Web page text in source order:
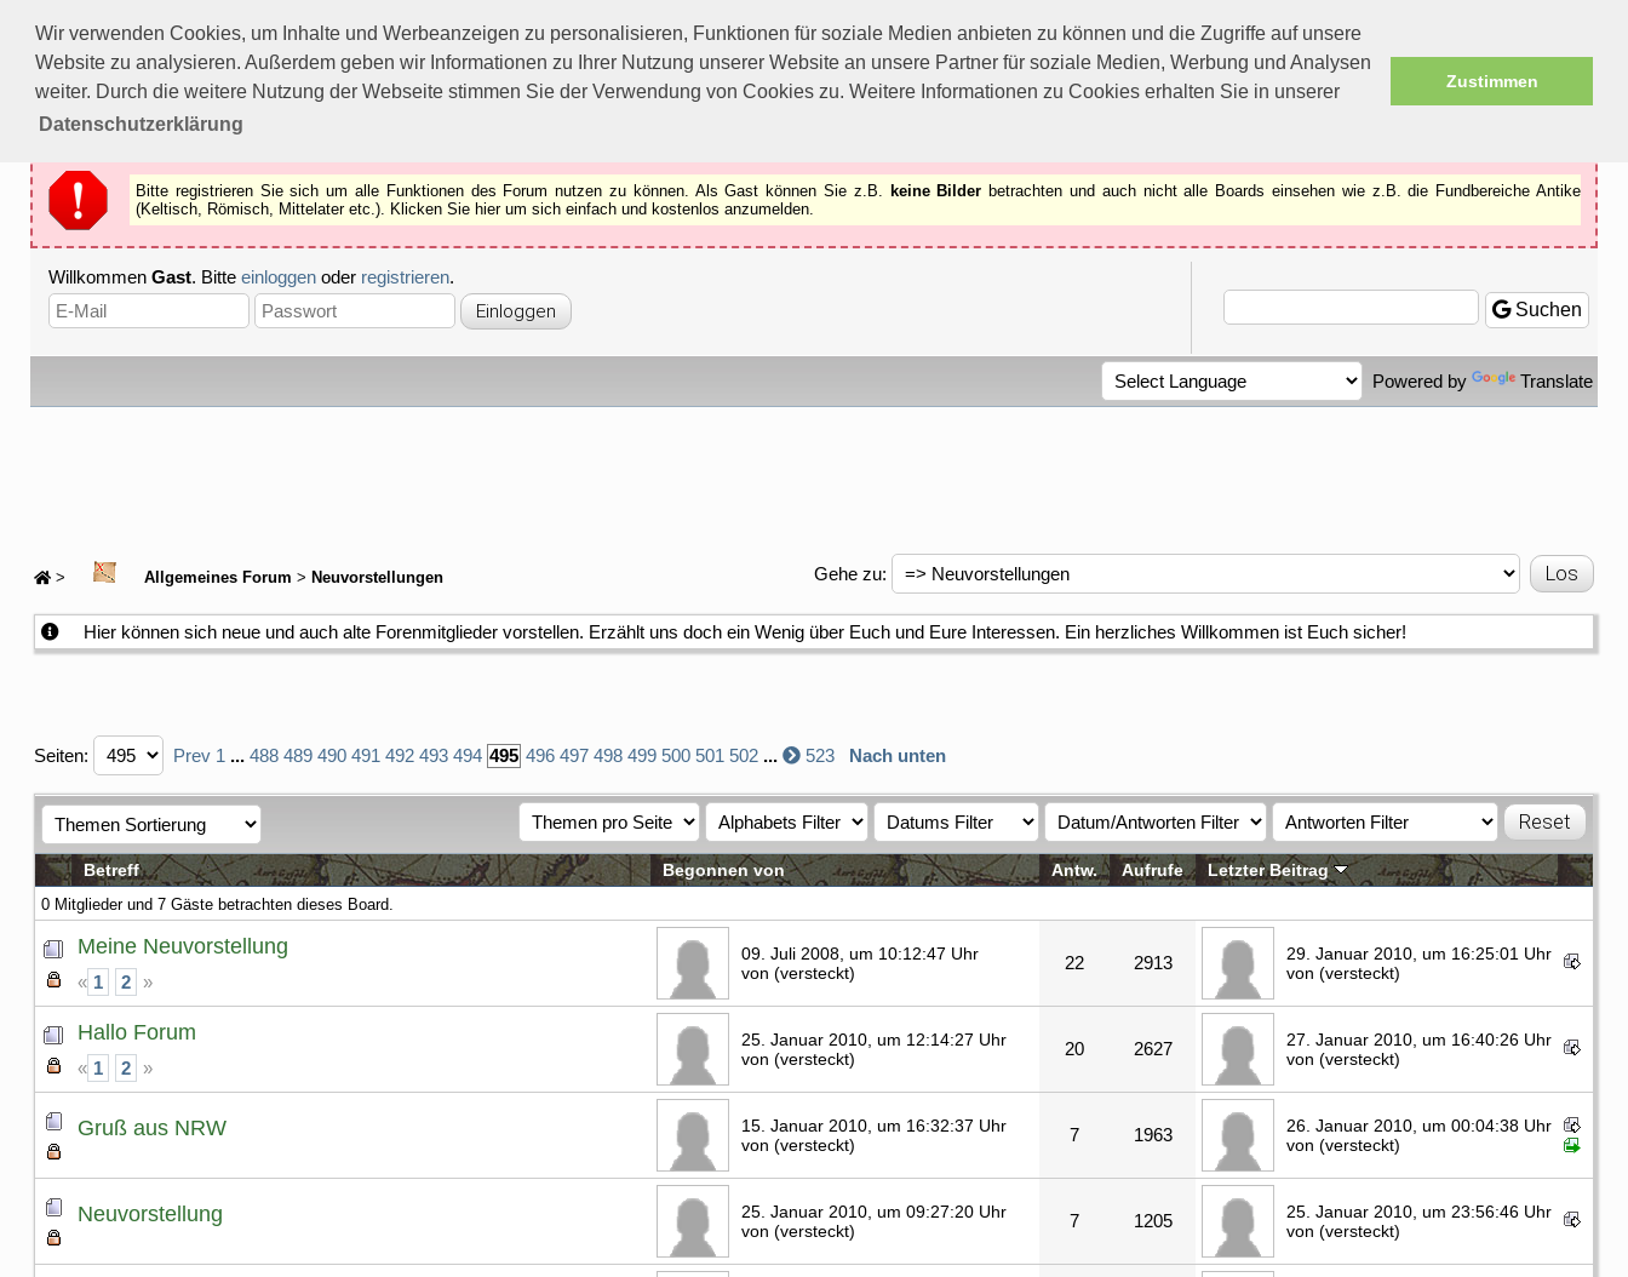
Wir verwenden Cookies, um Inhalte und Werbeanzeigen zu personalisieren, Funktionen für soziale Medien anbieten zu können und die Zugriffe auf unsere
Website zu analysieren. Außerdem geben wir Informationen zu Ihrer Nutzung unserer Website an unsere Partner für soziale Medien, Werbung und Analysen
weiter. Durch die weitere Nutzung der Webseite stimmen Sie der Verwendung von Cookies zu. Weitere Informationen zu Cookies erhalten Sie in unserer
Datenschutzerklärung
Zustimmen
Bitte registrieren Sie sich um alle Funktionen des Forums nutzen zu können.
Als Gast können Sie z.B.keine Bilderbetrachten.
Registrieren
Schliessen
Bitte registrieren Sie sich um alle Funktionen des Forum nutzen zu können. Als Gast können Sie z.B. keine Bilder betrachten und auch nicht alle Boards einsehen wie z.B. die Fundbereiche Antike
(Keltisch, Römisch, Mittelater etc.). Klicken Sie hier um sich einfach und kostenlos anzumelden.
Willkommen Gast. Bitte einloggen oder registrieren.
Suchen
Powered by Translate
> Allgemeines Forum > Neuvorstellungen Gehe zu:
Hier können sich neue und auch alte Forenmitglieder vorstellen. Erzählt uns doch ein Wenig über Euch und Eure Interessen. Ein herzliches Willkommen ist Euch sicher!
Seiten: Prev 1 ... 488 489 490 491 492 493 494 495 496 497 498 499 500 501 502 ... 523 Nach unten
Betreff Begonnen von Antw. Aufrufe Letzter Beitrag
0 Mitglieder und 7 Gäste betrachten dieses Board.
Meine Neuvorstellung
« 1 2 »
09. Juli 2008, um 10:12:47 Uhr
von (versteckt)
22 2913
29. Januar 2010, um 16:25:01 Uhr
von (versteckt)
Hallo Forum
« 1 2 »
25. Januar 2010, um 12:14:27 Uhr
von (versteckt)
20 2627
27. Januar 2010, um 16:40:26 Uhr
von (versteckt)
Gruß aus NRW
15. Januar 2010, um 16:32:37 Uhr
von (versteckt)
7 1963
26. Januar 2010, um 00:04:38 Uhr
von (versteckt)
Neuvorstellung
25. Januar 2010, um 09:27:20 Uhr
von (versteckt)
7 1205
25. Januar 2010, um 23:56:46 Uhr
von (versteckt)